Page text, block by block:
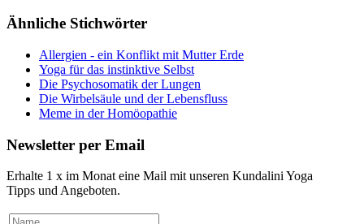
Ähnliche Stichwörter
Allergien - ein Konflikt mit Mutter Erde
Yoga für das instinktive Selbst
Die Psychosomatik der Lungen
Die Wirbelsäule und der Lebensfluss
Meme in der Homöopathie
Newsletter per Email
Erhalte 1 x im Monat eine Mail mit unseren Kundalini Yoga
Tipps und Angeboten.